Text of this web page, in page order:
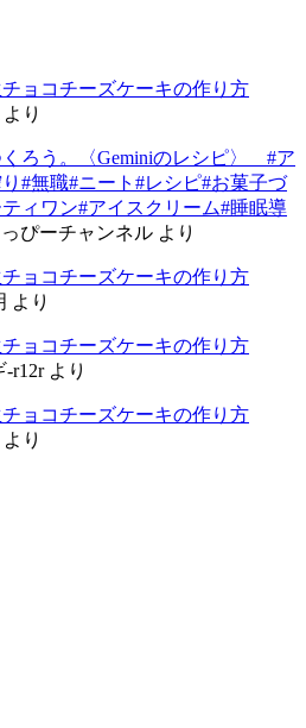
チョコチーズケーキの作り方
より
ろう。〈Geminiのレシピ〉 #ア
#無職#ニート#レシピ#お菓子づ
ィワン#アイスクリーム#睡眠導
ぴーチャンネル より
チョコチーズケーキの作り方
より
チョコチーズケーキの作り方
-r12rより
チョコチーズケーキの作り方
より